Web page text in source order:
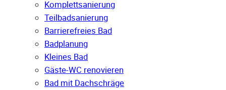
Komplettsanierung
Teilbadsanierung
Barrierefreies Bad
Badplanung
Kleines Bad
Gäste-WC renovieren
Bad mit Dachschräge